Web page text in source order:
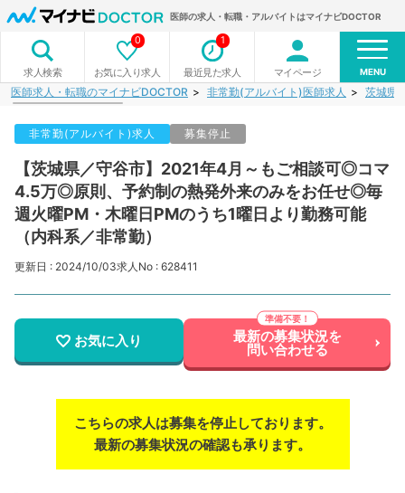
医師の求人・転職・アルバイトはマイナビDOCTOR
求人検索 お気に入り求人
0
最近見た求人
1
マイページ MENU
医師求人・転職のマイナビDOCTOR 非常勤(アルバイト)医師求人 茨城県
非常勤(アルバイト)求人 募集停止
【茨城県／守谷市】2021年4月～もご相談可◎コマ
4.5万◎原則、予約制の熱発外来のみをお任せ◎毎
週火曜PM・木曜日PMのうち1曜日より勤務可能
（内科系／非常勤）
更新日 : 2024/10/03求人No : 628411
お気に入り 最新の募集状況を
問い合わせる
こちらの求人は募集を停止しております。
最新の募集状況の確認も承ります。